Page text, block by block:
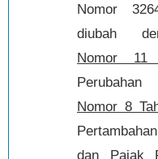
Nomor
diubah
Nomor 11
Nomor 8
dan Pajak